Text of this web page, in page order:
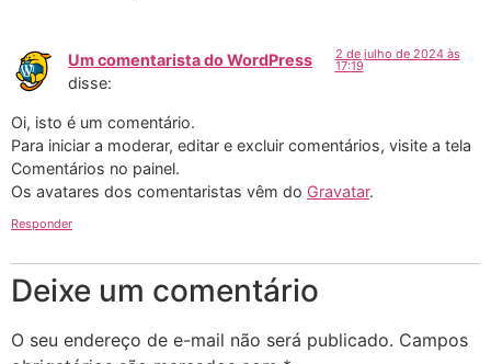
Um comentarista do WordPress
disse:
2 de julho de 2024 às
17:19
Oi, isto é um comentário.
Para iniciar a moderar, editar e excluir comentários, visite a tela
Comentários no painel.
Os avatares dos comentaristas vêm do Gravatar.
Responder
Deixe um comentário
O seu endereço de e-mail não será publicado. Campos